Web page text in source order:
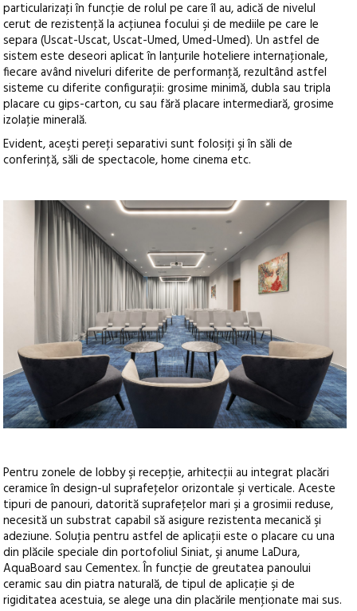
particularizaţi în funcţie de rolul pe care îl au, adică de nivelul
cerut de rezistenţă la acţiunea focului şi de mediile pe care le
separa (Uscat-Uscat, Uscat-Umed, Umed-Umed). Un astfel de
sistem este deseori aplicat în lanţurile hoteliere internaţionale,
fiecare având niveluri diferite de performanţă, rezultând astfel
sisteme cu diferite configuraţii: grosime minimă, dubla sau tripla
placare cu gips-carton, cu sau fără placare intermediară, grosime
izolaţie minerală.
Evident, aceşti pereţi separativi sunt folosiţi şi în săli de
conferinţă, săli de spectacole, home cinema etc.
Pentru zonele de lobby şi recepţie, arhitecţii au integrat placări
ceramice în design-ul suprafeţelor orizontale şi verticale. Aceste
tipuri de panouri, datorită suprafeţelor mari şi a grosimii reduse,
necesită un substrat capabil să asigure rezistenta mecanică şi
adeziune. Soluţia pentru astfel de aplicaţii este o placare cu una
din plăcile speciale din portofoliul Siniat, şi anume LaDura,
AquaBoard sau Cementex. În funcţie de greutatea panoului
ceramic sau din piatra naturală, de tipul de aplicaţie şi de
rigiditatea acestuia, se alege una din placările menţionate mai sus.